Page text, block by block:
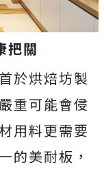
把關
於烘焙坊製
重可能會侵
用料更需要
的美耐板，